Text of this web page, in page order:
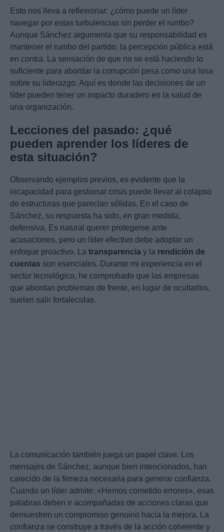
Esto nos lleva a reflexionar: ¿cómo puede un líder
navegar por estas turbulencias sin perder el rumbo?
Aunque Sánchez argumenta que su responsabilidad es
mantener el rumbo del partido, la percepción pública está
en contra. La sensación de que no se está haciendo lo
suficiente para abordar la corrupción pesa como una losa
sobre su liderazgo. Aquí es donde las decisiones de un
líder pueden tener un impacto duradero en la salud de
una organización.
Lecciones del pasado: ¿qué
pueden aprender los líderes de
esta situación?
Observando ejemplos previos, es evidente que la
incapacidad para gestionar crisis puede llevar al colapso
de estructuras que parecían sólidas. En el caso de
Sánchez, su respuesta ha sido, en gran medida,
defensiva. Es natural querer protegerse ante
acusaciones, pero un líder efectivo debe adoptar un
enfoque proactivo. La transparencia y la rendición de
cuentas son esenciales. Durante mi experiencia en el
sector tecnológico, he comprobado que las empresas
que abordan problemas de frente, en lugar de ocultarlos,
suelen salir fortalecidas.
La comunicación también juega un papel clave. Los
mensajes de Sánchez, aunque bien intencionados, han
carecido de la firmeza necesaria para generar confianza.
Cuando un líder admite: «Hemos cometido errores», esas
palabras deben ir acompañadas de acciones claras que
demuestren un compromiso genuino hacia la mejora. La
confianza se construye a través de la acción coherente y